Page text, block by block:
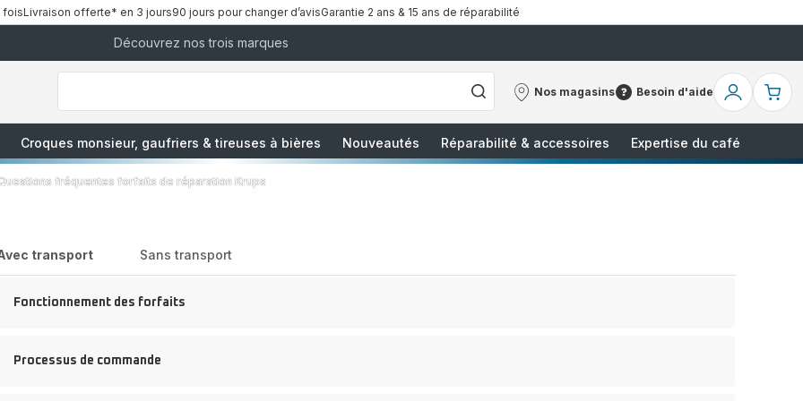
foisLivraison offerte* en 3 jours90 jours pour changer d’avisGarantie 2 ans & 15 ans de réparabilité
Découvrez nos trois marques
["Que
recherchez-
Café
Grains","Centrales
Vapeurs","Sèche
Nos magasins
Nos
Besoin d'aide
Besoin
Mon
Croques monsieur, gaufriers & tireuses à bières
Nouveautés Réparabilité & accessoires Expertise du café
fréquentes forfaits de réparation Krups
transport Sans transport
Fonctionnement des forfaits
Processus de commande